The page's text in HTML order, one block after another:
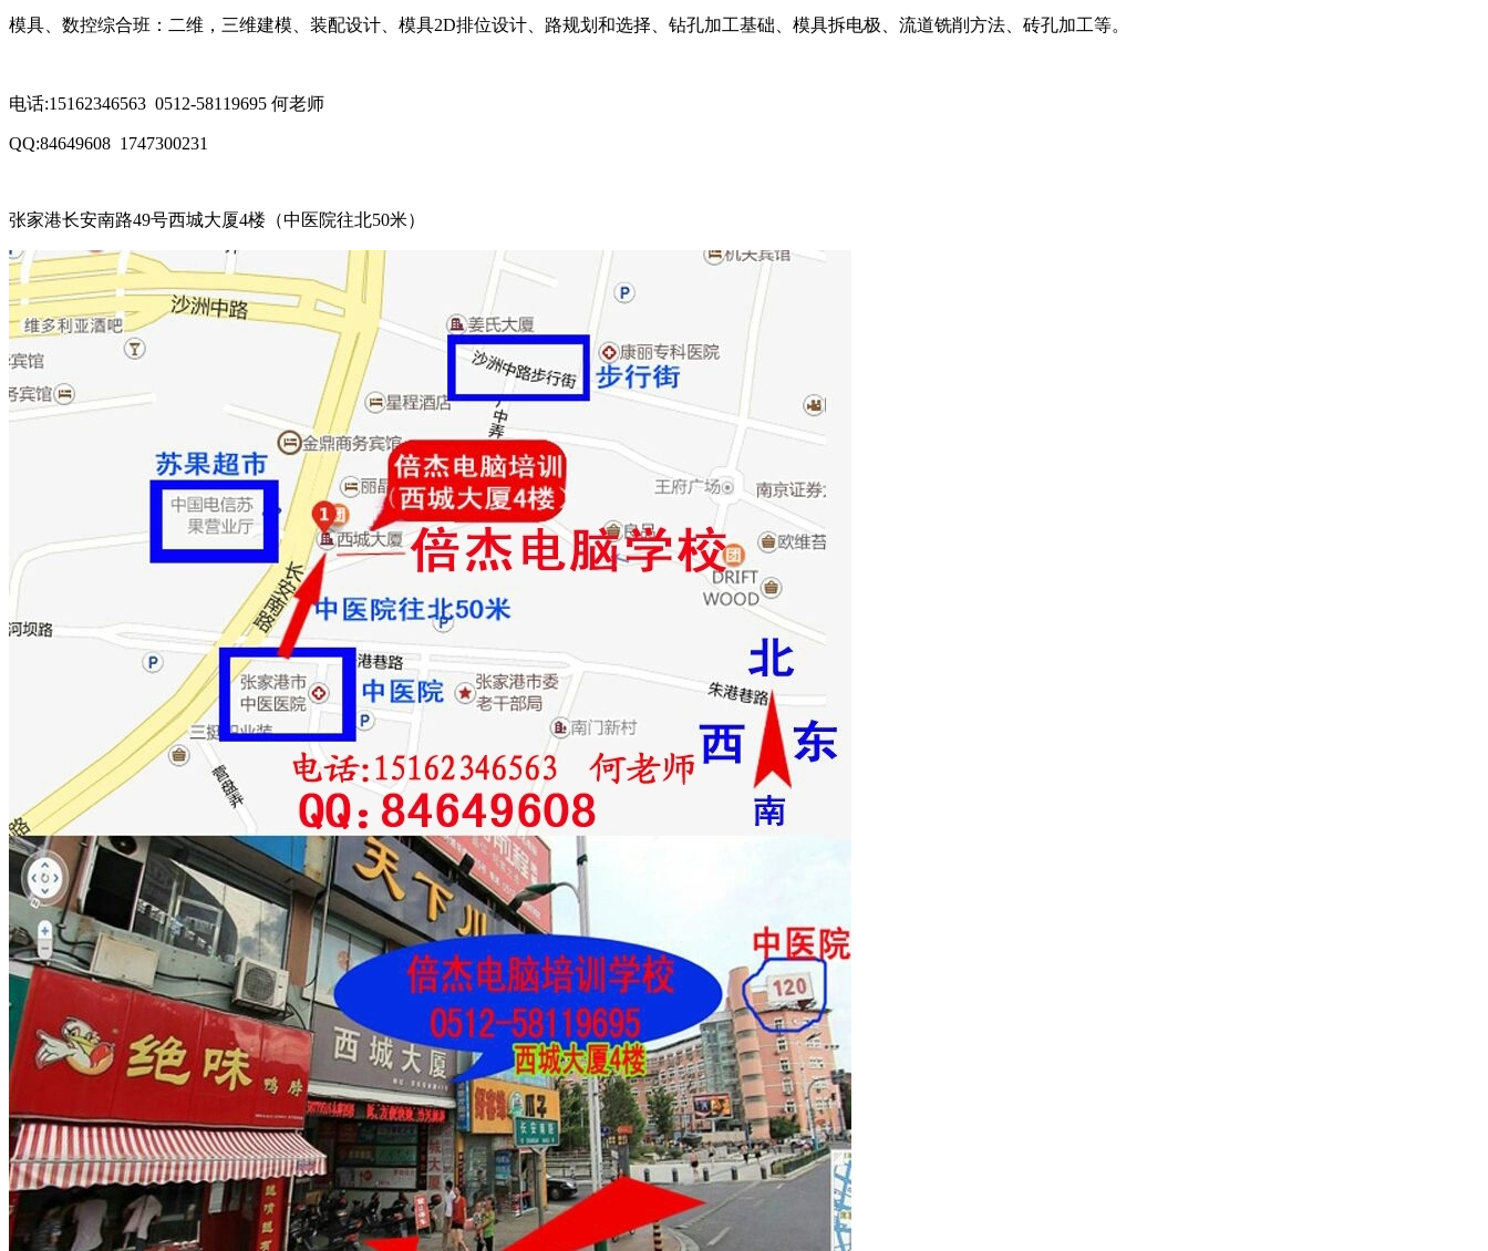
模具、数控综合班：二维，三维建模、装配设计、模具2D排位设计、路规划和选择、钻孔加工基础、模具拆电极、流道铣削方法、砖孔加工等。
电话:15162346563 0512-58119695 何老师
QQ:84649608 1747300231
张家港长安南路49号西城大厦4楼（中医院往北50米）